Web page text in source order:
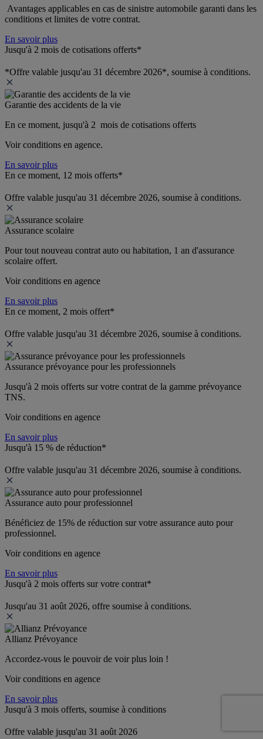
Avantages applicables en cas de sinistre automobile garanti dans les
conditions et limites de votre contrat.
En savoir plus
Jusqu'à 2 mois de cotisations offerts*
*Offre valable jusqu'au 31 décembre 2026*, soumise à conditions.
Garantie des accidents de la vie
En ce moment, jusqu'à 2  mois de cotisations offerts
Voir conditions en agence.
En savoir plus
En ce moment, 12 mois offerts*
Offre valable jusqu'au 31 décembre 2026, soumise à conditions.
Assurance scolaire
Pour tout nouveau contrat auto ou habitation, 1 an d'assurance
scolaire offert.
Voir conditions en agence
En savoir plus
En ce moment, 2 mois offert*
Offre valable jusqu'au 31 décembre 2026, soumise à conditions.
Assurance prévoyance pour les professionnels
Jusqu'à 2 mois offerts sur votre contrat de la gamme prévoyance
TNS.
Voir conditions en agence
En savoir plus
Jusqu'à 15 % de réduction*
Offre valable jusqu'au 31 décembre 2026, soumise à conditions.
Assurance auto pour professionnel
Bénéficiez de 15% de réduction sur votre assurance auto pour
professionnel.
Voir conditions en agence
En savoir plus
Jusqu'à 2 mois offerts sur votre contrat*
Jusqu'au 31 août 2026, offre soumise à conditions.
Allianz Prévoyance
Accordez-vous le pouvoir de voir plus loin !
Voir conditions en agence
En savoir plus
Jusqu'à 3 mois offerts, soumise à conditions
Offre valable jusqu'au 31 août 2026